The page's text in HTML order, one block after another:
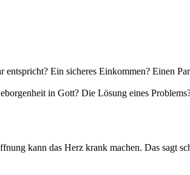
Ein sicheres Einkommen? Einen
in Gott? Die Lösung eines
kann das Herz krank machen. Das sagt